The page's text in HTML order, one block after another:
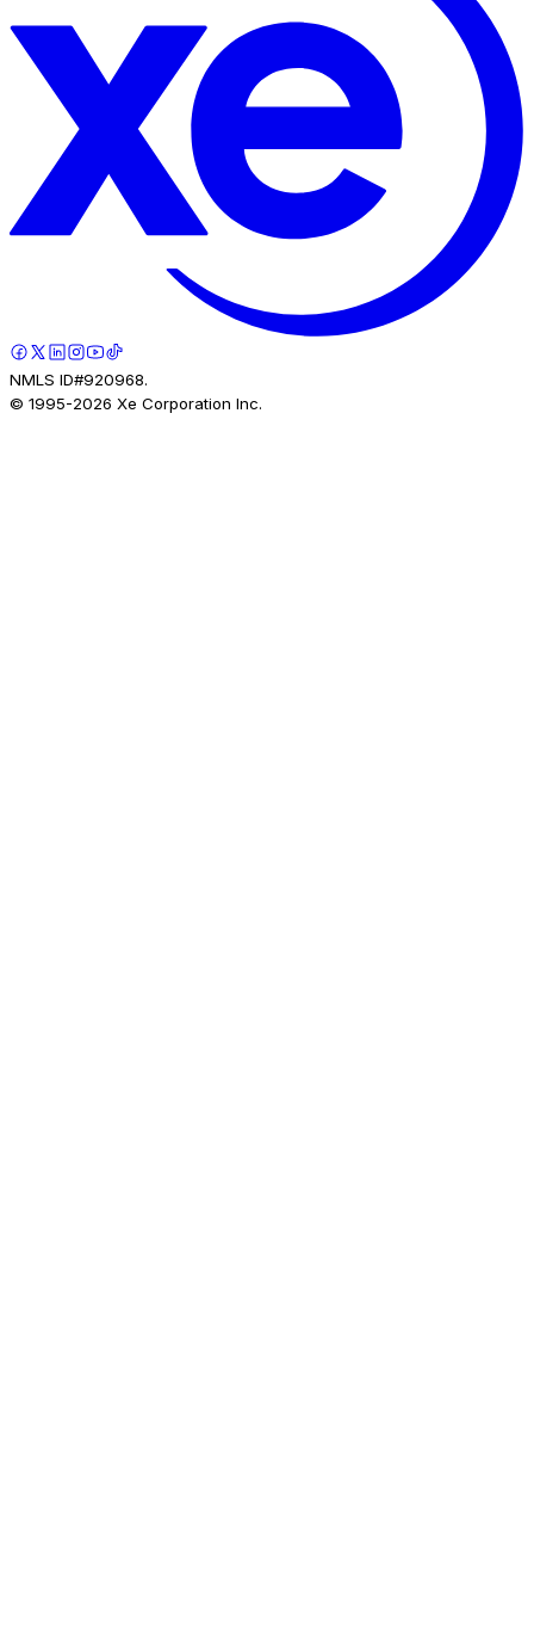
NMLS ID#920968.
© 1995-2026 Xe Corporation Inc.